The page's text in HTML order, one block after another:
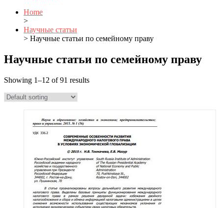
Home
>
Научные статьи
> Научные статьи по семейному праву
Научные статьи по семейному праву
Showing 1–12 of 91 results